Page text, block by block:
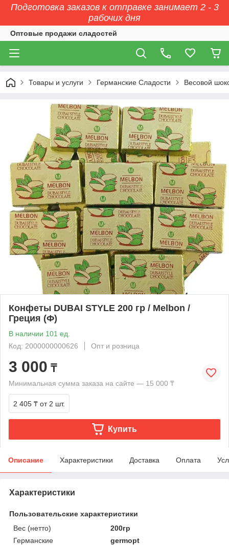
Подготовка заказов к отправке занимает 2 - 3
рабочих дня
Оптовые продажи сладостей
Товары и услуги Германские Сладости Весовой
Конфеты DUBAI STYLE 200 гр / Melbon /
Греция (Ф)
В наличии 101 ед.
Код: 2000000000626
Опт и розница
3 000 ₸
Минимальная сумма заказа на сайте — 15 000 ₸
2 405 ₸ от 2 шт.
Купить
Описание Характеристики Доставка Оплата
Характеристики
Пользовательские характеристики
Вес (нетто)
200гр
Германские
germopt